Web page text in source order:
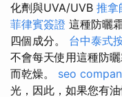
化劑與UVA/UVB 推拿
菲律賓簽證 這種防曬
四個成分。 台中泰式
不會每天使用這種防
而乾燥。 seo
光，因此，如果您有